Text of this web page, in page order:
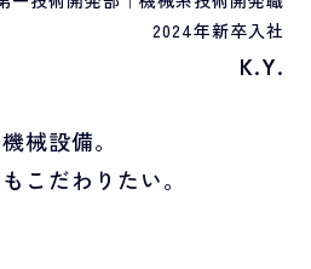
2024年新卒入社
K.Y.
械設備。
こだわりたい。